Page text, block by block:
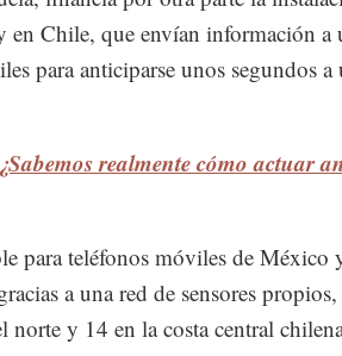
en Chile, que envían información a
para anticiparse unos segundos a
realmente cómo actuar
para teléfonos móviles de México
a una red de sensores
norte y 14 en la costa central